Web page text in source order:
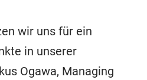
wir uns für ein
in unserer
Ogawa, Managing